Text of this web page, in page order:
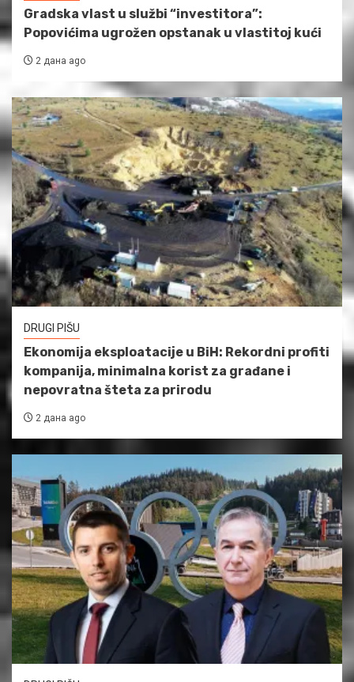
Gradska vlast u službi “investitora”:
Popovićima ugrožen opstanak u vlastitoj kući
2 дана ago
DRUGI PIŠU
Ekonomija eksploatacije u BiH: Rekordni profiti
kompanija, minimalna korist za građane i
nepovratna šteta za prirodu
2 дана ago